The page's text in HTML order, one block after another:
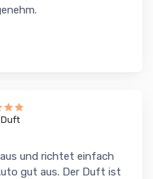
und richtet einfach
gut aus. Der Duft ist